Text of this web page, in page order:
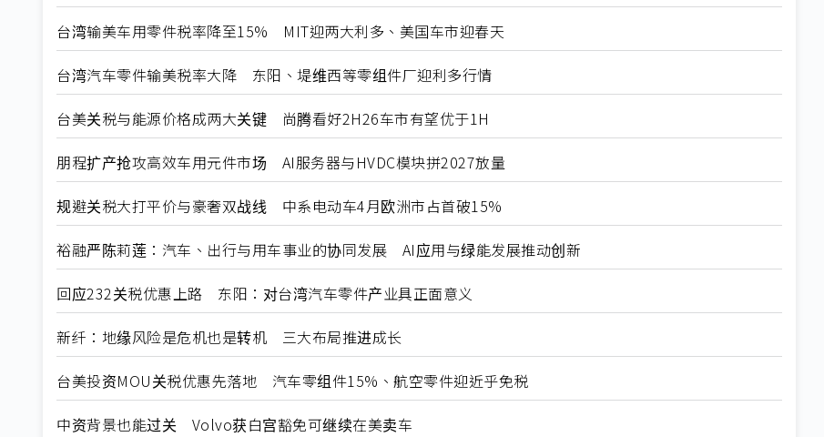
台湾输美车用零件税率降至15% MIT迎两大利多、美国车市迎春天
台湾汽车零件输美税率大降 东阳、堤维西等零组件厂迎利多行情
台美关税与能源价格成两大关键 尚腾看好2H26车市有望优于1H
朋程扩产抢攻高效车用元件市场 AI服务器与HVDC模块拼2027放量
规避关税大打平价与豪奢双战线 中系电动车4月欧洲市占首破15%
裕融严陈莉莲：汽车、出行与用车事业的协同发展 AI应用与绿能发展推动创新
回应232关税优惠上路 东阳：对台湾汽车零件产业具正面意义
新纤：地缘风险是危机也是转机 三大布局推进成长
台美投资MOU关税优惠先落地 汽车零组件15%、航空零件迎近乎免税
中资背景也能过关 Volvo获白宫豁免可继续在美卖车